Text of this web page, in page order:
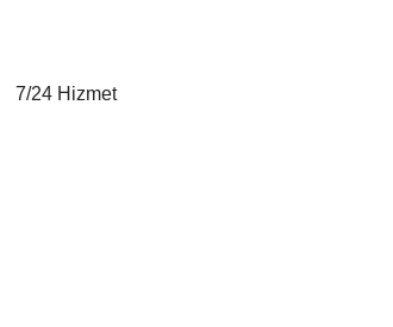
7/24 Hizmet